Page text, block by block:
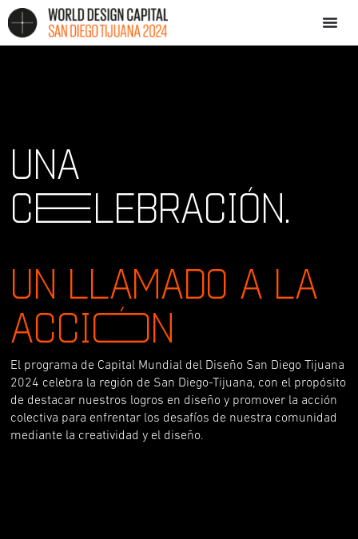
UNA
CELEBRACIÓN.
UN LLAMADO A LA
ACCIÓN
El programa de Capital Mundial del Diseño San Diego Tijuana
2024 celebra la región de San Diego-Tijuana, con el propósito
de destacar nuestros logros en diseño y promover la acción
colectiva para enfrentar los desafíos de nuestra comunidad
mediante la creatividad y el diseño.